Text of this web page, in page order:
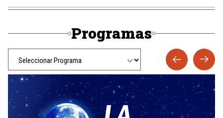
Programas